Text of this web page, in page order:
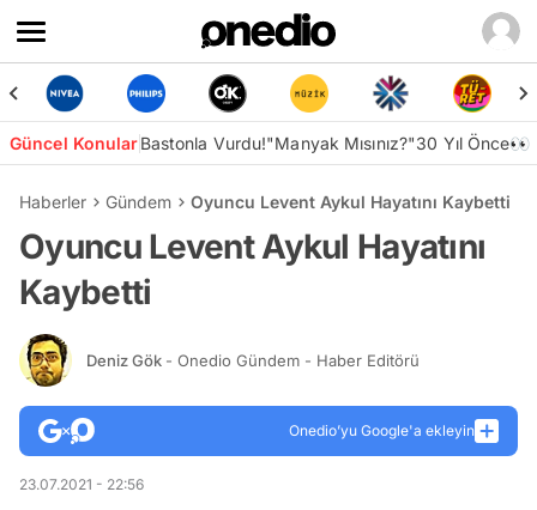
Güncel KonularBastonla Vurdu!"Manyak Mısınız?"30 Yıl Önce👀
Haberler Gündem Oyuncu Levent Aykul Hayatını Kaybetti
Oyuncu Levent Aykul Hayatını
Kaybetti
Deniz Gök - Onedio Gündem - Haber Editörü
Onedio’yu Google'a ekleyin
23.07.2021 - 22:56